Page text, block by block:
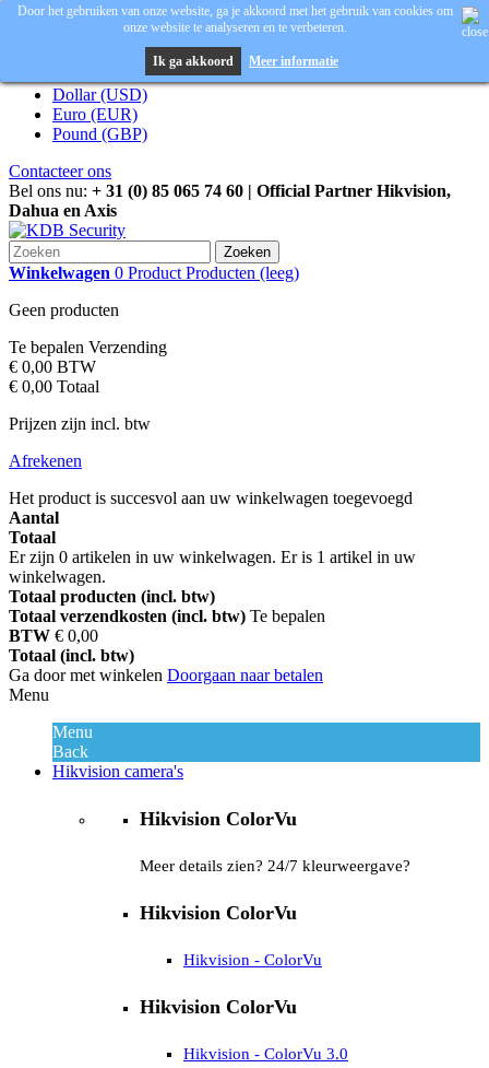
Dollar (USD)
Euro (EUR)
Pound (GBP)
Contacteer ons
Bel ons nu: + 31 (0) 85 065 74 60 | Official Partner Hikvision,
Dahua en Axis
Zoeken
Winkelwagen 0 Product Producten (leeg)
Geen producten
Te bepalen Verzending
€ 0,00 BTW
€ 0,00 Totaal
Prijzen zijn incl. btw
Afrekenen
Het product is succesvol aan uw winkelwagen toegevoegd
Aantal
Totaal
Er zijn 0 artikelen in uw winkelwagen. Er is 1 artikel in uw
winkelwagen.
Totaal producten (incl. btw)
Totaal verzendkosten (incl. btw) Te bepalen
BTW € 0,00
Totaal (incl. btw)
Ga door met winkelen Doorgaan naar betalen
Door het gebruiken van onze website, ga je akkoord met het gebruik van cookies om
onze website te analyseren en te verbeteren.
Ik ga akkoord Meer informatie
Menu
Menu
Back
Hikvision camera's
Hikvision ColorVu
Meer details zien? 24/7 kleurweergave?
Hikvision ColorVu
Hikvision - ColorVu
Hikvision ColorVu
Hikvision - ColorVu 3.0